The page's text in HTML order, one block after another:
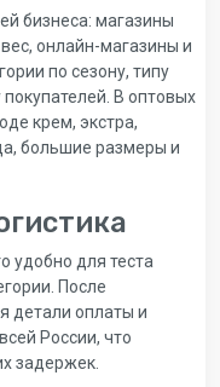
бизнеса: магазины
онлайн-магазины и
по сезону, типу
В оптовых
крем, экстра,
большие размеры и
удобно для теста
После
детали оплаты и
России, что
задержек.